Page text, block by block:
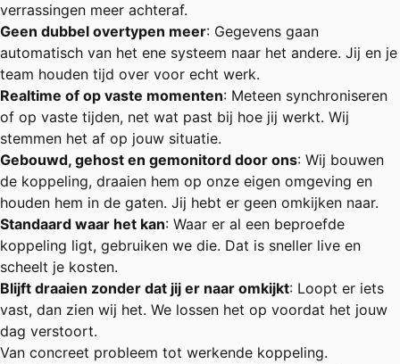
verrassingen meer achteraf.
Geen dubbel overtypen meer: Gegevens gaan
automatisch van het ene systeem naar het andere. Jij en je
team houden tijd over voor echt werk.
Realtime of op vaste momenten: Meteen synchroniseren
of op vaste tijden, net wat past bij hoe jij werkt. Wij
stemmen het af op jouw situatie.
Gebouwd, gehost en gemonitord door ons: Wij bouwen
de koppeling, draaien hem op onze eigen omgeving en
houden hem in de gaten. Jij hebt er geen omkijken naar.
Standaard waar het kan: Waar er al een beproefde
koppeling ligt, gebruiken we die. Dat is sneller live en
scheelt je kosten.
Blijft draaien zonder dat jij er naar omkijkt: Loopt er iets
vast, dan zien wij het. We lossen het op voordat het jouw
dag verstoort.
Van concreet probleem tot werkende koppeling.